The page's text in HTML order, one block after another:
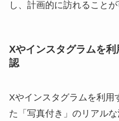
し、計画的に訪れることが
Xやインスタグラムを
認
Xやインスタグラムを利用
た「写真付き」のリアル